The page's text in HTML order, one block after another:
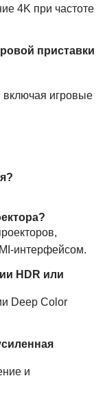
4K при частоте
приставки
игровые
интерфейсом.
HDR или
Deep Color
и